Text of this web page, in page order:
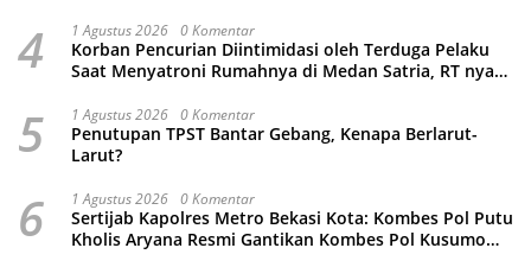
4 1 Agustus 2026 0 Komentar
Korban Pencurian Diintimidasi oleh Terduga Pelaku
Saat Menyatroni Rumahnya di Medan Satria, RT nya
5 1 Agustus 2026 0 Komentar
Penutupan TPST Bantar Gebang, Kenapa Berlarut-
Larut?
6 1 Agustus 2026 0 Komentar
Sertijab Kapolres Metro Bekasi Kota: Kombes Pol Putu
Kholis Aryana Resmi Gantikan Kombes Pol Kusumo